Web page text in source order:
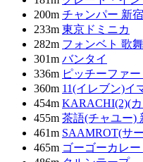
200m チャンパー 新
233m 東京ドミニカ
282m フォンベト 歌
301m バンタイ
336m ピッチーファー
360m 11(イレブン)イ
454m KARACHI(2)(
455m 茶語(チャユー)
461m SAAMROT(サ
465m ゴーゴーカレ